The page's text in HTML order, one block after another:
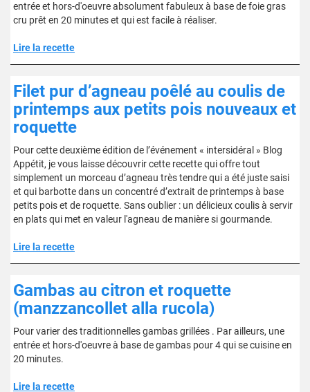
entrée et hors-d'oeuvre absolument fabuleux à base de foie gras
cru prêt en 20 minutes et qui est facile à réaliser.
Lire la recette
Filet pur d’agneau poêlé au coulis de
printemps aux petits pois nouveaux et
roquette
Pour cette deuxième édition de l’événement « intersidéral » Blog
Appétit, je vous laisse découvrir cette recette qui offre tout
simplement un morceau d’agneau très tendre qui a été juste saisi
et qui barbotte dans un concentré d’extrait de printemps à base
petits pois et de roquette. Sans oublier : un délicieux coulis à servir
en plats qui met en valeur l'agneau de manière si gourmande.
Lire la recette
Gambas au citron et roquette
(manzzancollet alla rucola)
Pour varier des traditionnelles gambas grillées . Par ailleurs, une
entrée et hors-d'oeuvre à base de gambas pour 4 qui se cuisine en
20 minutes.
Lire la recette